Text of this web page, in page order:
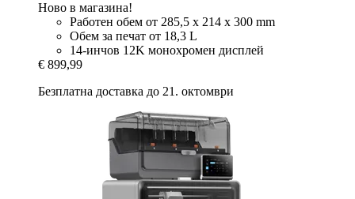
Ново в магазина!
Работен обем от 285,5 x 214 x 300 mm
Обем за печат от 18,3 L
14-инчов 12K монохромен дисплей
€ 899,99
Безплатна доставка до 21. октомври